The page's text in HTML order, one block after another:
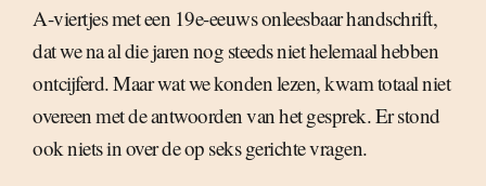
A-viertjes met een 19e-eeuws onleesbaar handschrift,
dat we na al die jaren nog steeds niet helemaal hebben
ontcijferd. Maar wat we konden lezen, kwam totaal niet
overeen met de antwoorden van het gesprek. Er stond
ook niets in over de op seks gerichte vragen.